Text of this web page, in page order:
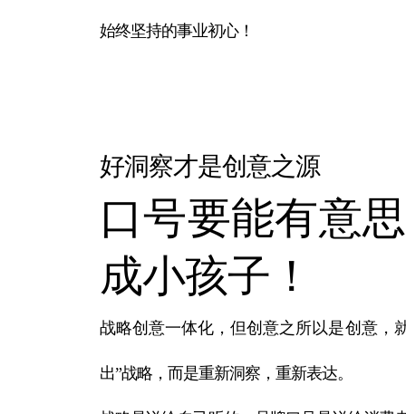
始终坚持的事业初心！
好洞察才是创意之源
口号要能有意
成小孩子！
战略创意一体化，但创意之所以是创意，
出”战略，而是重新洞察，重新表达。